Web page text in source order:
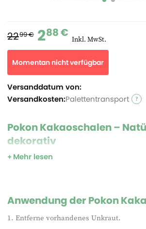
Pokon Kakaoschalen –
dekorativ
Pokon Kakaoschalen sind eine dekorative,
Schnecken ab. Für nahezu alle
geeignet. Ein umweltfreundliches
gepflegter Optik.
Mehr lesen
2299 € 288 € Inkl. MwSt.
Momentan nicht verfügbar
Versanddatum von:
Versandkosten:Palettentransport
Anwendung der Pokon
Entferne vorhandenes Unkraut.